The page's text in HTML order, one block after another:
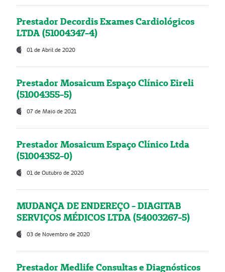
Prestador Decordis Exames Cardiológicos
LTDA (51004347-4)
01 de Abril de 2020
Prestador Mosaicum Espaço Clínico Eireli
(51004355-5)
07 de Maio de 2021
Prestador Mosaicum Espaço Clínico Ltda
(51004352-0)
01 de Outubro de 2020
MUDANÇA DE ENDEREÇO - DIAGITAB
SERVIÇOS MÉDICOS LTDA (54003267-5)
03 de Novembro de 2020
Prestador Medlife Consultas e Diagnósticos